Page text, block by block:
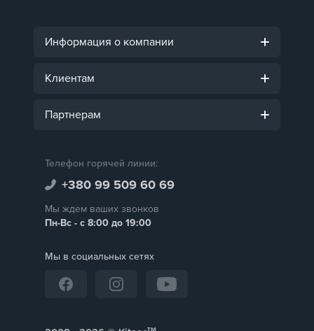
Информация о компании
Клиентам
Партнерам
Телефон горячей линии:
+380 99 509 60 69
Мы ждем ваших звонков
Пн-Вс - с 8:00 до 19:00
Мы в социальных сетях